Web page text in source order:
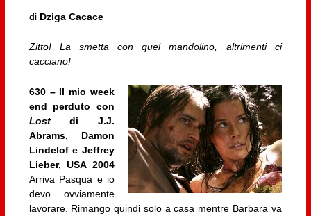
di Dziga Cacace
Zitto! La smetta con quel mandolino, altrimenti ci
cacciano!
630 – Il mio week
end perduto con
Lostdi J.J.
Abrams, Damon
Lindelof e Jeffrey
Lieber, USA 2004
Arriva Pasqua e io
devo ovviamente
lavorare. Rimango quindi solo a casa mentre Barbara va